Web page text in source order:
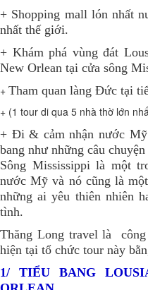
+ Shopping mall lón nhất
nhất thế giới.
+ Khám phá vùng đát
New Orlean tại cửa sông
+ Tham quan làng Đức tại
+ (1 tour di qua 5 nhà thờ lớn
+ Đi & cảm nhận nước
bang như những câu
Sông Mississippi là một
nước Mỹ và nó cũng là
những ai yêu thiên nhiên
tình.
Thăng Long travel là
hiện tại tổ chức tour này
1/ TIỂU BANG